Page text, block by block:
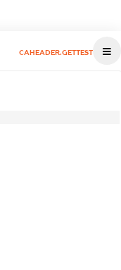
CAHEADER.GETTEST